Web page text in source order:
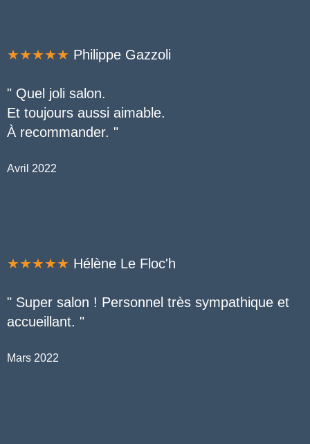
★★★★★ Philippe Gazzoli
" Quel joli salon.
Et toujours aussi aimable.
À recommander. "
Avril 2022
★★★★★ Hélène Le Floc'h
" Super salon ! Personnel très sympathique et
accueillant. "
Mars 2022